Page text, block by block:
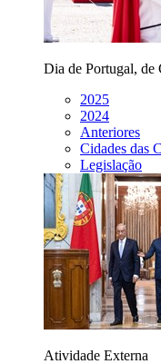
Dia de Portugal, de
2025
2024
Anteriores
Cidades das
Legislação
Atividade Externa